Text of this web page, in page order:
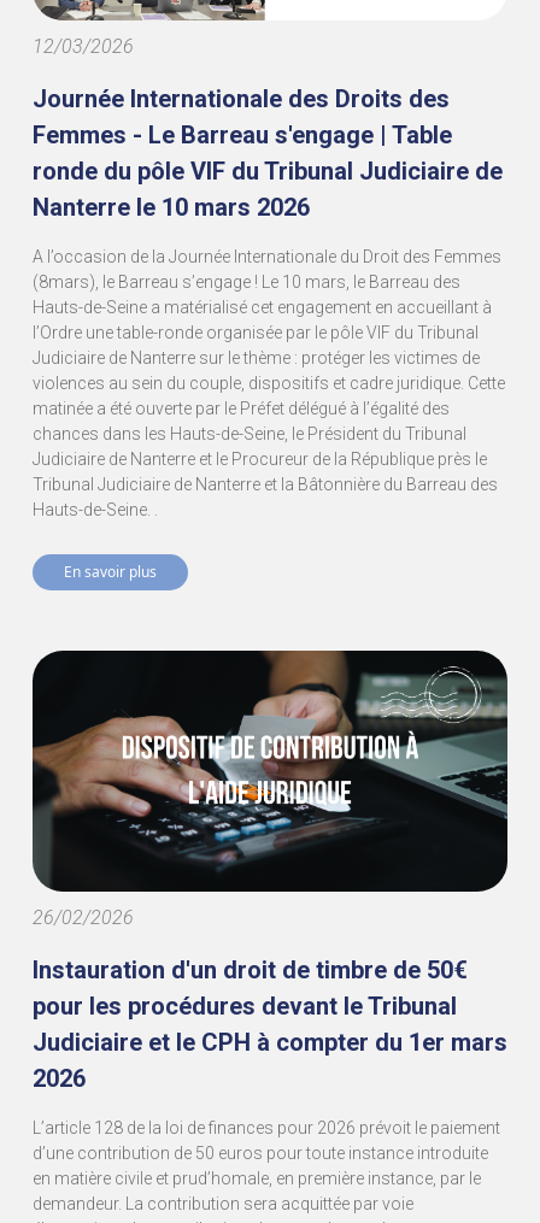
12/03/2026
Journée Internationale des Droits des
Femmes - Le Barreau s'engage | Table
ronde du pôle VIF du Tribunal Judiciaire de
Nanterre le 10 mars 2026
A l’occasion de la Journée Internationale du Droit des Femmes
(8mars), le Barreau s’engage ! Le 10 mars, le Barreau des
Hauts-de-Seine a matérialisé cet engagement en accueillant à
l’Ordre une table-ronde organisée par le pôle VIF du Tribunal
Judiciaire de Nanterre sur le thème : protéger les victimes de
violences au sein du couple, dispositifs et cadre juridique. Cette
matinée a été ouverte par le Préfet délégué à l’égalité des
chances dans les Hauts-de-Seine, le Président du Tribunal
Judiciaire de Nanterre et le Procureur de la République près le
Tribunal Judiciaire de Nanterre et la Bâtonnière du Barreau des
Hauts-de-Seine. .
En savoir plus
26/02/2026
Instauration d'un droit de timbre de 50€
pour les procédures devant le Tribunal
Judiciaire et le CPH à compter du 1er mars
2026
L’article 128 de la loi de finances pour 2026 prévoit le paiement
d’une contribution de 50 euros pour toute instance introduite
en matière civile et prud’homale, en première instance, par le
demandeur. La contribution sera acquittée par voie